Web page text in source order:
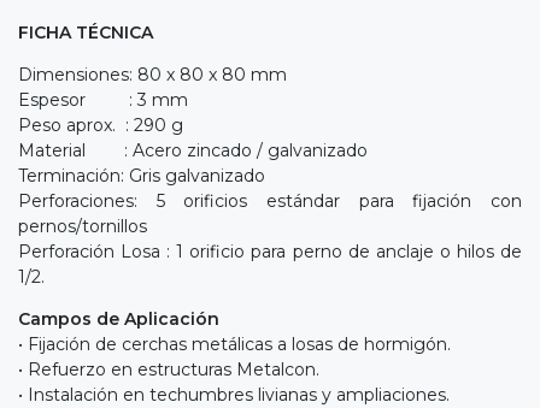
FICHA TÉCNICA
Dimensiones: 80 x 80 x 80 mm
Espesor : 3 mm
Peso aprox. : 290 g
Material : Acero zincado / galvanizado
Terminación: Gris galvanizado
Perforaciones: 5 orificios estándar para fijación con
pernos/tornillos
Perforación Losa : 1 orificio para perno de anclaje o hilos de
1/2.
Campos de Aplicación
• Fijación de cerchas metálicas a losas de hormigón.
• Refuerzo en estructuras Metalcon.
• Instalación en techumbres livianas y ampliaciones.